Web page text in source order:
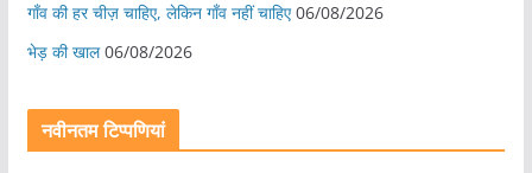
गाँव की हर चीज़ चाहिए, लेकिन गाँव नहीं चाहिए 06/08/2026
भेड़ की खाल 06/08/2026
नवीनतम टिप्पणियां